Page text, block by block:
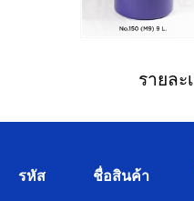
รายละ
รหัส ชื่อสินค้า